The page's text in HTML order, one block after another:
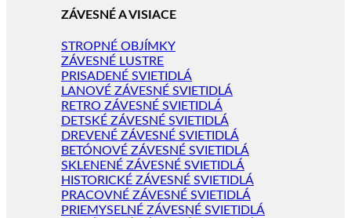
ZÁVESNÉ A VISIACE
STROPNÉ OBJÍMKY
ZÁVESNÉ LUSTRE
PRISADENÉ SVIETIDLÁ
LANOVÉ ZÁVESNÉ SVIETIDLÁ
RETRO ZÁVESNÉ SVIETIDLÁ
DETSKÉ ZÁVESNÉ SVIETIDLÁ
DREVENÉ ZÁVESNÉ SVIETIDLÁ
BETÓNOVÉ ZÁVESNÉ SVIETIDLÁ
SKLENENÉ ZÁVESNÉ SVIETIDLÁ
HISTORICKÉ ZÁVESNÉ SVIETIDLÁ
PRACOVNÉ ZÁVESNÉ SVIETIDLÁ
PRIEMYSELNÉ ZÁVESNÉ SVIETIDLÁ